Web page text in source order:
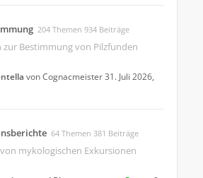
204 Themen 934 Beiträge
zur Bestimmung von Pilzfunden
vonCognacmeister31. Juli 2026,
64 Themen 381 Beiträge
mykologischen Exkursionen